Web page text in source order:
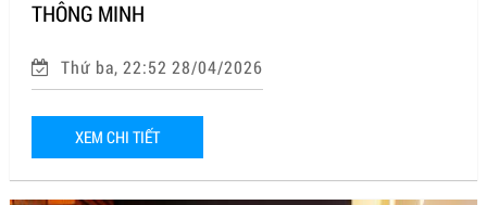
THÔNG MINH
Thứ ba, 22:52 28/04/2026
XEM CHI TIẾT